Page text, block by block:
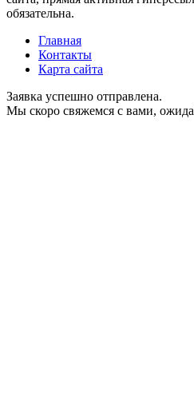
обязательна.
Главная
Контакты
Карта сайта
Заявка успешно отправлена.
Мы скоро свяжемся с вами,